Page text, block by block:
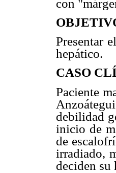
con
Presentar
hepático.
CASO
Paciente
debilidad
inicio de
de
irradiado,
deciden